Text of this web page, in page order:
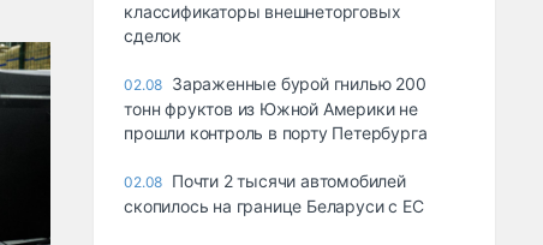
классификаторы внешнеторговых
сделок
02.08 Зараженные бурой гнилью 200
тонн фруктов из Южной Америки не
прошли контроль в порту Петербурга
02.08 Почти 2 тысячи автомобилей
скопилось на границе Беларуси с ЕС